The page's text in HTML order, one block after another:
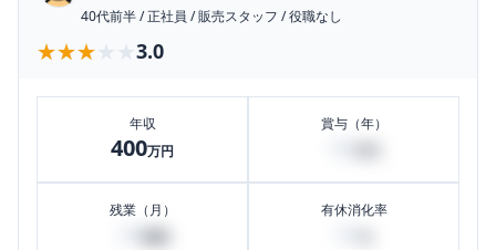
40代前半/正社員 /販売スタッフ /役職なし
★★★★★
★★★★★ 3.0
年収
400万円
賞与（年）
残業（月） 有休消化率